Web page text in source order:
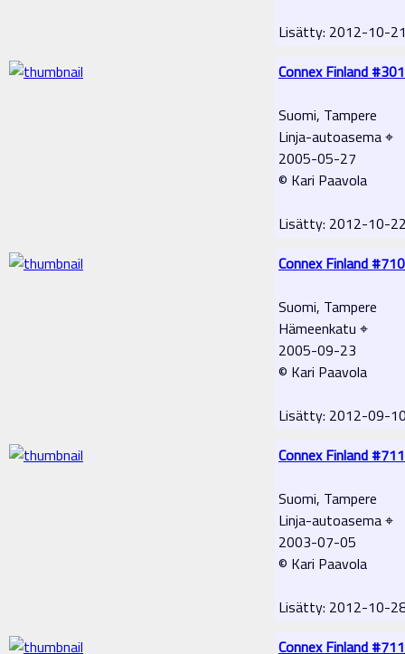
Lisätty: 2012-10-
Connex Finland #301
Suomi, Tampere
Linja-autoasema ⌖
2005-05-27
© Kari Paavola
Lisätty: 2012-10-
Connex Finland #710
Suomi, Tampere
Hämeenkatu ⌖
2005-09-23
© Kari Paavola
Lisätty: 2012-09-
Connex Finland #711
Suomi, Tampere
Linja-autoasema ⌖
2003-07-05
© Kari Paavola
Lisätty: 2012-10-
Connex Finland #711